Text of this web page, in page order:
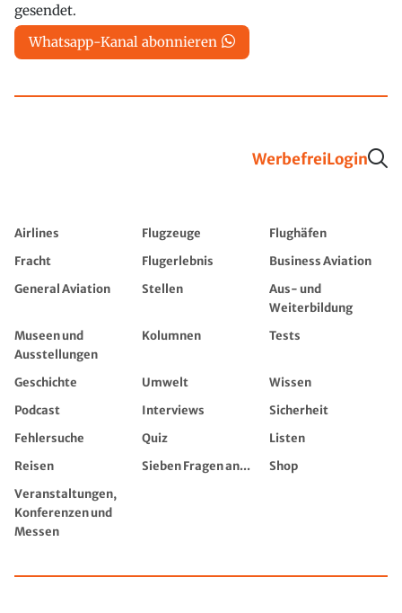
gesendet.
Whatsapp-Kanal abonnieren
WerbefreiLogin
Airlines Flugzeuge
Flughäfen
Fracht
Flugerlebnis
Business Aviation
General Aviation
Stellen
Aus- und
Weiterbildung
Museen und
Ausstellungen
Kolumnen Tests
Geschichte Umwelt
Wissen
Podcast
Interviews
Sicherheit
Fehlersuche
Quiz
Listen
Reisen
Sieben Fragen an...
Shop
Veranstaltungen,
Konferenzen und
Messen